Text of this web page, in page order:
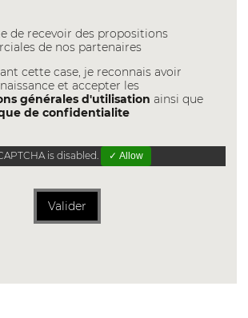
de recevoir des propositions
de nos partenaires
cette case, je reconnais avoir
et accepter les
générales d'utilisation ainsi que
de confidentialite
is disabled. ✓ Allow
Valider